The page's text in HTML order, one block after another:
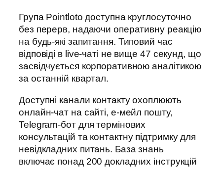
Група Pointloto доступна круглосуточно
без перерв, надаючи оперативну реакцію
на будь-які запитання. Типовий час
відповіді в live-чаті не вище 47 секунд, що
засвідчується корпоративною аналітикою
за останній квартал.
Доступні канали контакту охоплюють
онлайн-чат на сайті, е-мейл пошту,
Telegram-бот для термінових
консультацій та контактну підтримку для
невідкладних питань. База знань
включає понад 200 докладних інструкцій